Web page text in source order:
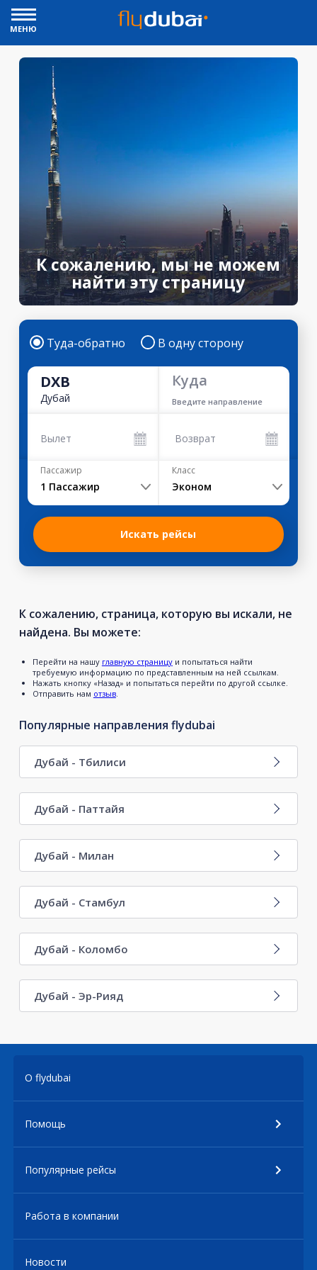
МЕНЮ
К сожалению, мы не можем
найти эту страницу
Туда-обратно В одну сторону
DXB
Дубай
Куда
Введите направление
Вылет Возврат
Пассажир
1 Пассажир
Класс
Эконом
Искать рейсы
К сожалению, страница, которую вы искали, не
найдена. Вы можете:
Перейти на нашу главную страницуи попытаться найти
требуемую информацию по представленным на ней ссылкам.
Нажать кнопку «Назад» и попытаться перейти по другой ссылке.
Отправить нам отзыв.
Популярные направления flydubai
Дубай - Тбилиси
Дубай - Паттайя
Дубай - Милан
Дубай - Стамбул
Дубай - Коломбо
Дубай - Эр-Рияд
О flydubai
Помощь
Популярные рейсы
Работа в компании
Новости